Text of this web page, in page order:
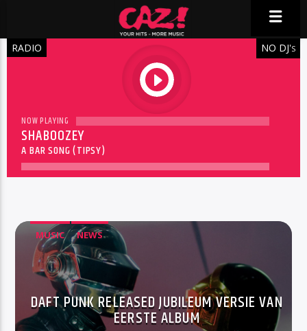
RADIO
play
NO DJ'S
NOW PLAYING
SHABOOZEY
A BAR SONG (TIPSY)
MUSIC NEWS
DAFT PUNK RELEASED JUBILEUM VERSIE VAN
EERSTE ALBUM